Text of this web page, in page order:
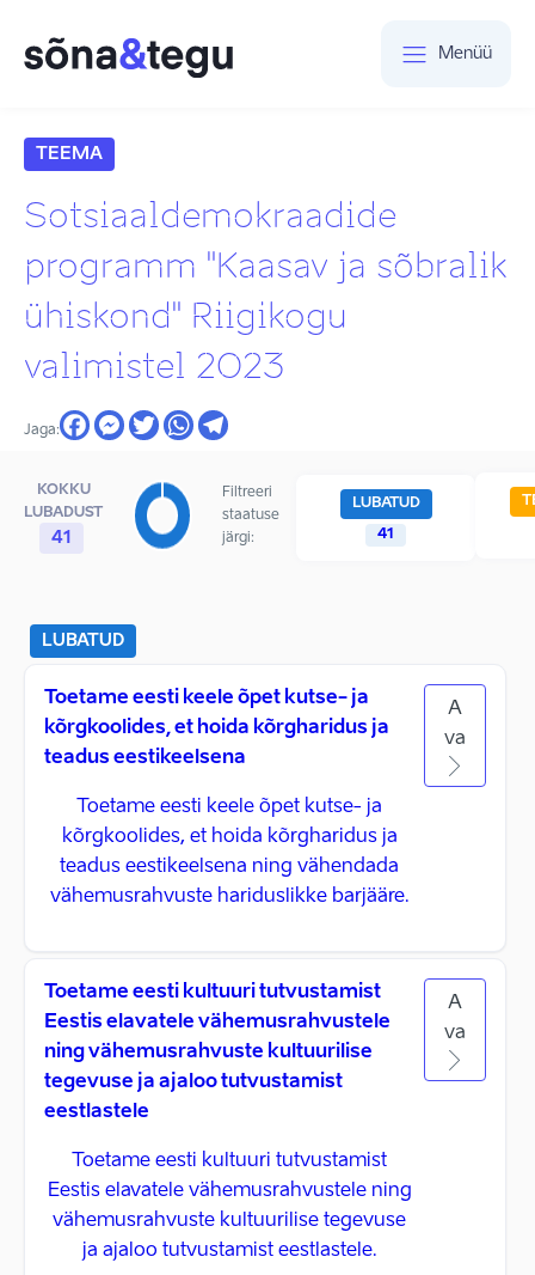
Menüü
TEEMA
Sotsiaaldemokraadide
programm "Kaasav ja sõbralik
ühiskond" Riigikogu
valimistel 2023
Jaga:
KOKKU
LUBADUST
41
Filtreeri
staatuse
järgi:
LUBATUD
41
LUBATUD
Toetame eesti keele õpet kutse- ja
kõrgkoolides, et hoida kõrgharidus ja
teadus eestikeelsena
Toetame eesti keele õpet kutse- ja
kõrgkoolides, et hoida kõrgharidus ja
teadus eestikeelsena ning vähendada
vähemusrahvuste hariduslikke barjääre.
A
va
Toetame eesti kultuuri tutvustamist
Eestis elavatele vähemusrahvustele
ning vähemusrahvuste kultuurilise
tegevuse ja ajaloo tutvustamist
eestlastele
Toetame eesti kultuuri tutvustamist
Eestis elavatele vähemusrahvustele ning
vähemusrahvuste kultuurilise tegevuse
ja ajaloo tutvustamist eestlastele.
A
va